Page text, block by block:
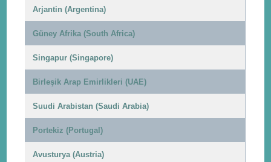
Arjantin (Argentina)
Güney Afrika (South Africa)
Singapur (Singapore)
Birleşik Arap Emirlikleri (UAE)
Suudi Arabistan (Saudi Arabia)
Portekiz (Portugal)
Avusturya (Austria)